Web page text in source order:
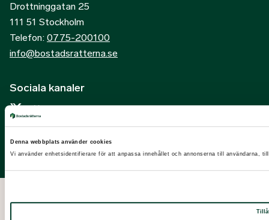
Denna webbplats använder cookies
Vi använder enhetsidentifierare för att anpassa innehållet och annonserna till användarna,
Drottninggatan 25
111 51 Stockholm
Telefon: 0775-200100
info@bostadsratterna.se
Sociala kanaler
X
Facebook
LinkedIn